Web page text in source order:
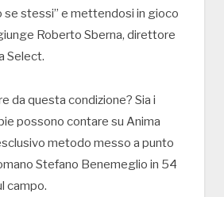
se stessi” e mettendosi in gioco
Roberto Sberna, direttore
Select.
da questa condizione? Sia i
possono contare su Anima
metodo messo a punto
Stefano Benemeglio in 54
campo.